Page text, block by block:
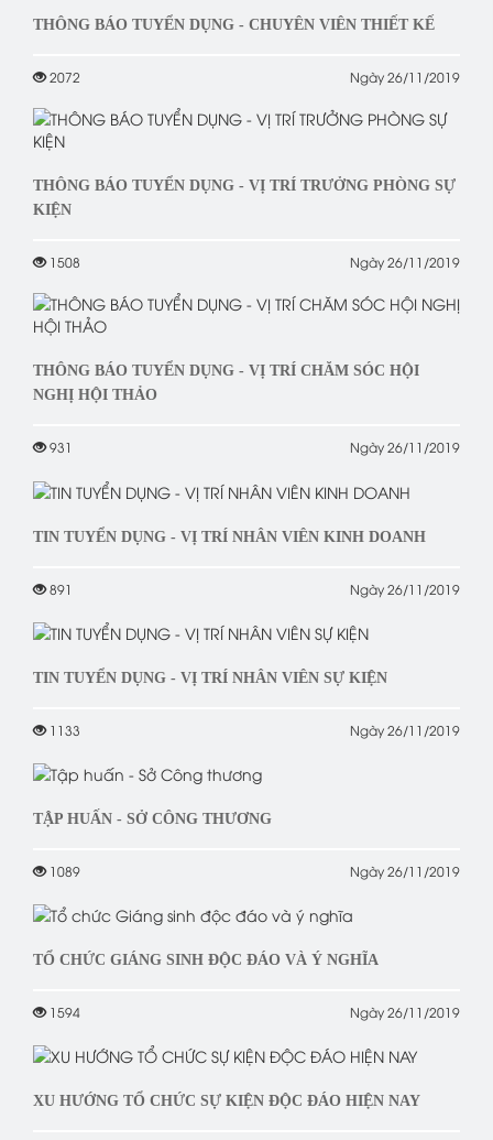
THÔNG BÁO TUYỂN DỤNG - CHUYÊN VIÊN THIẾT KẾ
2072 Ngày 26/11/2019
THÔNG BÁO TUYỂN DỤNG - VỊ TRÍ TRƯỞNG PHÒNG SỰ
KIỆN
1508 Ngày 26/11/2019
THÔNG BÁO TUYỂN DỤNG - VỊ TRÍ CHĂM SÓC HỘI
NGHỊ HỘI THẢO
931 Ngày 26/11/2019
TIN TUYỂN DỤNG - VỊ TRÍ NHÂN VIÊN KINH DOANH
891 Ngày 26/11/2019
TIN TUYỂN DỤNG - VỊ TRÍ NHÂN VIÊN SỰ KIỆN
1133 Ngày 26/11/2019
TẬP HUẤN - SỞ CÔNG THƯƠNG
1089 Ngày 26/11/2019
TỔ CHỨC GIÁNG SINH ĐỘC ĐÁO VÀ Ý NGHĨA
1594 Ngày 26/11/2019
XU HƯỚNG TỔ CHỨC SỰ KIỆN ĐỘC ĐÁO HIỆN NAY